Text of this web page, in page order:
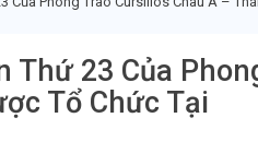
Thứ 23 Của
Tổ Chức Tại